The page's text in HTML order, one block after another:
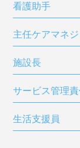
看護助手
主任ケアマネ
施設長
サービス管理
生活支援員